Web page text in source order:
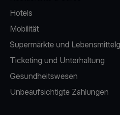
Hotels
Mobilität
Supermärkte und
Ticketing und Unterhaltung
Gesundheitswesen
Unbeaufsichtigte Zahlungen